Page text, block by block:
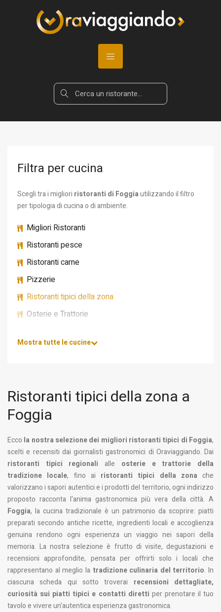
Filtra per cucina
Scegli tra i migliori ristoranti di Foggiautilizzando il filtro
per tipologia di cucina o di ambiente.
Migliori Ristoranti
Ristoranti pesce
Ristoranti carne
Pizzerie
Ristoranti tipici della zona
Osterie e Trattorie
Mostra tutte le cucine
Ristoranti tipici della zona a
Foggia
Ecco la nostra selezione dei migliori ristoranti tipici di Foggia,
scelti e recensiti dai giornalisti gastronomici di Oraviaggiando. Dai
ristoranti tipici regionali alle osterie e trattorie della
tradizione locale, fino ai ristoranti tipici della zona che
valorizzano i sapori autentici e i prodotti del territorio, ogni indirizzo
proposto racconta l'anima gastronomica più vera della città. A
Foggia, la cucina tradizionale è un patrimonio da scoprire: piatti
preparati secondo antiche ricette, ingredienti locali e accoglienza
genuina rendono ogni esperienza un viaggio nei sapori della
memoria. La nostra selezione è frutto di visite, degustazioni e
recensioni approfondite, pensata per offrirti solo i locali che
rappresentano al meglio la tradizione culinaria del territorio. In
ciascuna scheda qui sotto troverai recensioni dettagliate,
curiosità sui piatti tipici e contatti diretti per prenotare il tuo
tavolo e vivere un'autentica esperienza gastronomica.